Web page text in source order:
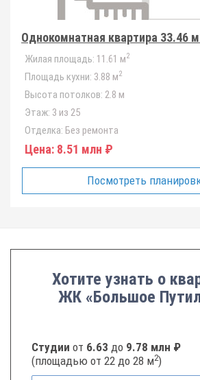
Однокомнатная квартира 33.46
Жилая площадь: 11.61 м2
Площадь кухни: 3.88 м2
Высота потолков: 2.8 м
Этаж: 3 из 25
Отделка: Без ремонта
Цена: 8.51 млн ₽
Посмотреть
Хотите узнать о
ЖК «Большое
Студии от 6.63 до 9.78 млн ₽
(площадью от 22 до 28 м2)